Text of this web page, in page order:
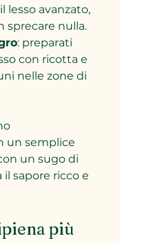
lesso avanzato,
sprecare nulla.
: preparati
con ricotta e
nelle zone di
un semplice
un sugo di
il sapore ricco e
più